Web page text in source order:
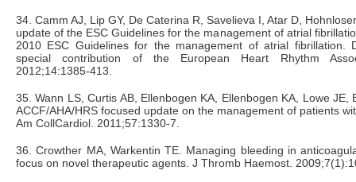
34. Camm AJ, Lip GY, De Caterina R, Savelieva I, Atar D,
update of the ESC Guidelines for the management of atrial
2010 ESC Guidelines for the management of atrial fibrillation.
special contribution of the European Heart Rhythm
2012;14:1385-413.
35. Wann LS, Curtis AB, Ellenbogen KA, Ellenbogen KA, Lowe JE,
ACCF/AHA/HRS focused update on the management of patients
Am CollCardiol. 2011;57:1330-7.
36. Crowther MA, Warkentin TE. Managing bleeding in
focus on novel therapeutic agents. J Thromb Haemost.